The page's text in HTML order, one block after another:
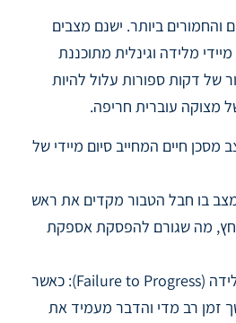
והחמורים ביותר. ישנם מצבים
מלידה וגינלית מתוכננת
של דקות ספורות עלול להיות
מצוקה עוברית חריפה.
מסכן חיים המחייב סיום מיידי של
בו חבל הטבור מקדים את ראש
מה שגורם להפסקת אספקת
חוסר התקדמות בלידה (Failure to Progress): כאשר
זמן רב מדי והדבר מעמיד את